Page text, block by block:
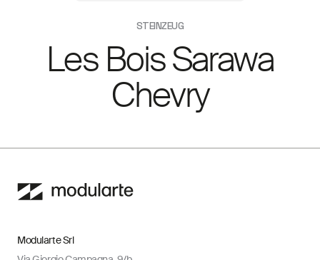
STEINZEUG
Les Bois Sarawa
Chevry
Modularte Srl